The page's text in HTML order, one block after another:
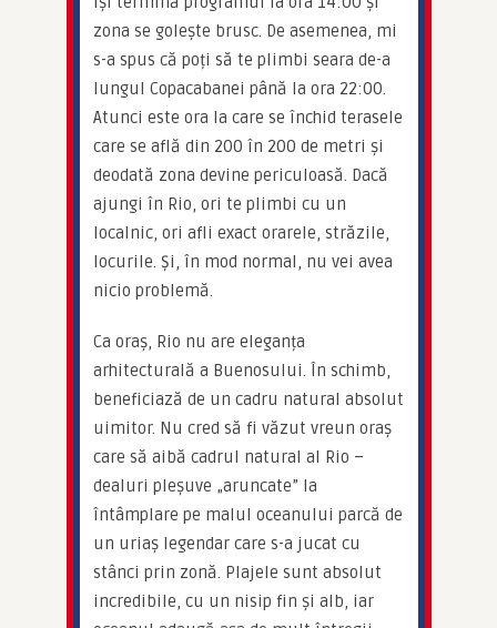
zona se golește brusc. De asemenea, mi
s-a spus că poți să te plimbi seara de-a
lungul Copacabanei până la ora 22:00.
Atunci este ora la care se închid terasele
care se află din 200 în 200 de metri și
deodată zona devine periculoasă. Dacă
ajungi în Rio, ori te plimbi cu un
localnic, ori afli exact orarele, străzile,
locurile. Și, în mod normal, nu vei avea
nicio problemă.
Ca oraș, Rio nu are eleganța
arhitecturală a Buenosului. În schimb,
beneficiază de un cadru natural absolut
uimitor. Nu cred să fi văzut vreun oraș
care să aibă cadrul natural al Rio –
dealuri pleșuve „aruncate” la
întâmplare pe malul oceanului parcă de
un uriaș legendar care s-a jucat cu
stânci prin zonă. Plajele sunt absolut
incredibile, cu un nisip fin și alb, iar